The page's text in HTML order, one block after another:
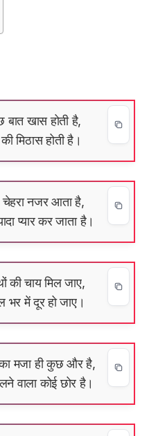
खास होती है,
मिठास होती है।
चेहरा नजर आता है,
प्यार कर जाता है।
की चाय मिल जाए,
भर में दूर हो जाए।
मजा ही कुछ और है,
वाला कोई छोर है।